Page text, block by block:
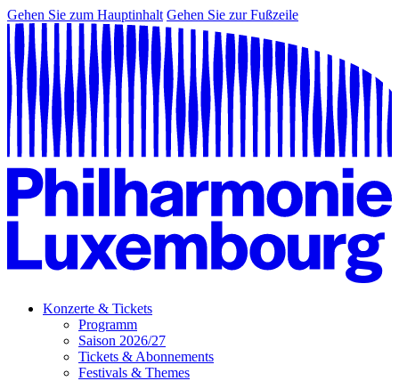
Gehen Sie zum Hauptinhalt Gehen Sie zur Fußzeile
Konzerte & Tickets
Programm
Saison 2026/27
Tickets & Abonnements
Festivals & Themes